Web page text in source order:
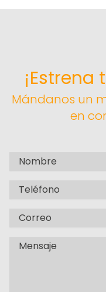
¡Estrena
Mándanos un
en
Full name
Phone
Email
Message